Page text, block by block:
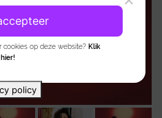
cookies op deze website? Klik
hier!
policy